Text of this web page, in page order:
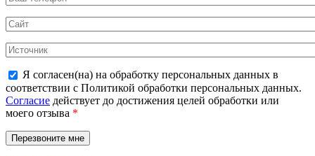
Я согласен(на) на обработку персональных данных в
соответствии с Политикой обработки персональных данных.
Согласие действует до достижения целей обработки или
моего отзыва *